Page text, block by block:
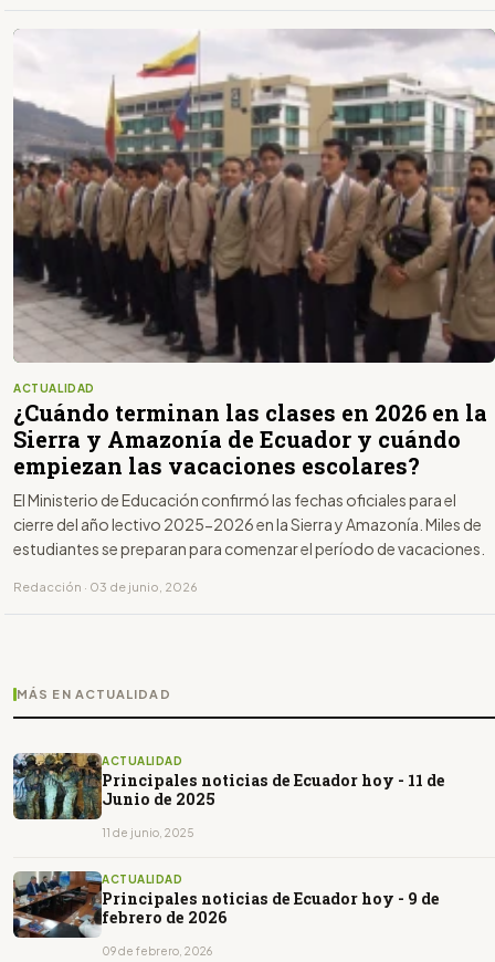
ACTUALIDAD
¿Cuándo terminan las clases en 2026 en la
Sierra y Amazonía de Ecuador y cuándo
empiezan las vacaciones escolares?
El Ministerio de Educación confirmó las fechas oficiales para el
cierre del año lectivo 2025-2026 en la Sierra y Amazonía. Miles de
estudiantes se preparan para comenzar el período de vacaciones.
Redacción · 03 de junio, 2026
MÁS EN ACTUALIDAD
ACTUALIDAD
Principales noticias de Ecuador hoy - 11 de
Junio de 2025
11 de junio, 2025
ACTUALIDAD
Principales noticias de Ecuador hoy - 9 de
febrero de 2026
09 de febrero, 2026